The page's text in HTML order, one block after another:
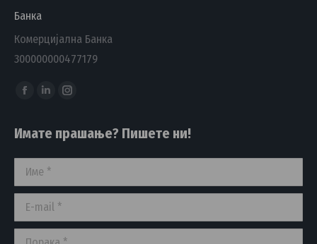
Банка
Комерцијална Банка
300000000477179
Find us on:
Facebook
opens
new
window
Linkedin
opens
new
window
Instagram
opens
window
Имате прашање? Пишете ни!
Име *
E-mail *
Порака *